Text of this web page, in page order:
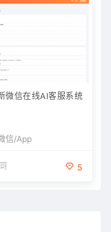
微信在线AI客服系统
信/App
5